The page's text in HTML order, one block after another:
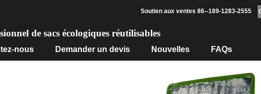
de sacs écologiques réutilisables
Soutien aux ventes 86--189-1283-2555
nous Demander un devis Nouvelles FAQs